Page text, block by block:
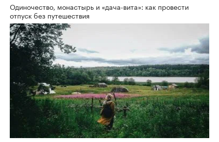
Одиночество, монастырь и «дача-вита»: как провести
отпуск без путешествия